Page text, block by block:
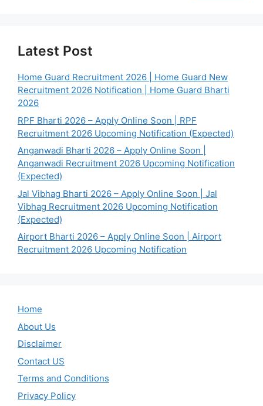
Latest Post
Home Guard Recruitment 2026 | Home Guard New
Recruitment 2026 Notification | Home Guard Bharti
2026
RPF Bharti 2026 – Apply Online Soon | RPF
Recruitment 2026 Upcoming Notification (Expected)
Anganwadi Bharti 2026 – Apply Online Soon |
Anganwadi Recruitment 2026 Upcoming Notification
(Expected)
Jal Vibhag Bharti 2026 – Apply Online Soon | Jal
Vibhag Recruitment 2026 Upcoming Notification
(Expected)
Airport Bharti 2026 – Apply Online Soon | Airport
Recruitment 2026 Upcoming Notification
Home
About Us
Disclaimer
Contact US
Terms and Conditions
Privacy Policy